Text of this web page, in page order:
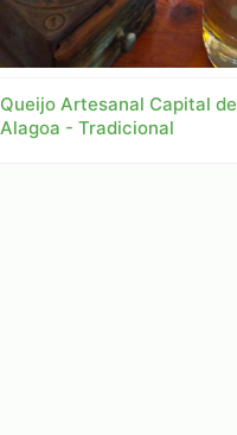
Queijo Artesanal Capital de
Alagoa - Tradicional